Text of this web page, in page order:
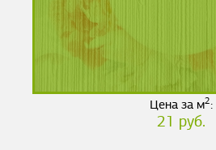
Цена за м2:
21 руб.